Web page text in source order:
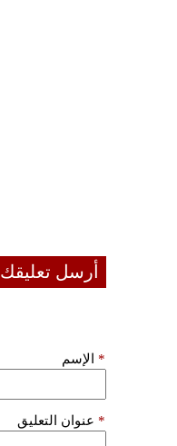
أرسل تعليقك
الإسم *
عنوان التعليق *